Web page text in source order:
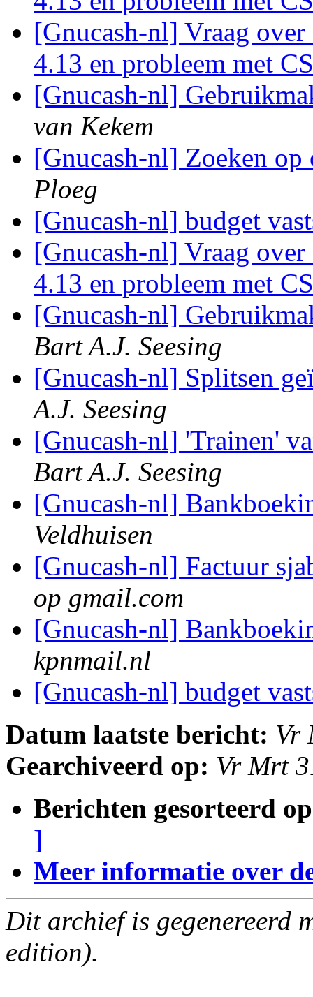
[Gnucash-nl] Vraag
4.13 en probleem met
[Gnucash-nl]
van Kekem
[Gnucash-nl] Zoeken
Ploeg
[Gnucash-nl] budget
[Gnucash-nl] Vraag
4.13 en probleem met
[Gnucash-nl]
Bart A.J. Seesing
[Gnucash-nl] Splitsen
A.J. Seesing
[Gnucash-nl] 'Trainen'
Bart A.J. Seesing
[Gnucash-nl]
Veldhuisen
[Gnucash-nl] Factuur
op gmail.com
[Gnucash-nl]
kpnmail.nl
[Gnucash-nl] budget
Datum laatste bericht: Vr
Gearchiveerd op: Vr Mrt
Berichten gesorteerd
]
Meer informatie over
Dit archief is gegenereerd
edition).